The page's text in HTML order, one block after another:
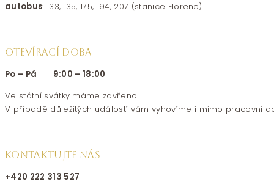
autobus: 133, 135, 175, 194, 207 (stanice Florenc)
OTEVÍRACÍ DOBA
Po – Pá 9:00 – 18:00
Ve státní svátky máme zavřeno.
V případě důležitých událostí vám vyhovíme i mimo pracovní
KONTAKTUJTE NÁS
+420 222 313 527